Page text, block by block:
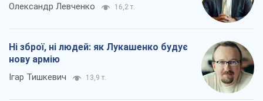
Олександр Левченко 16,2 т.
Ні зброї, ні людей: як Лукашенко будує
нову армію
Ігар Тишкевич 13,9 т.